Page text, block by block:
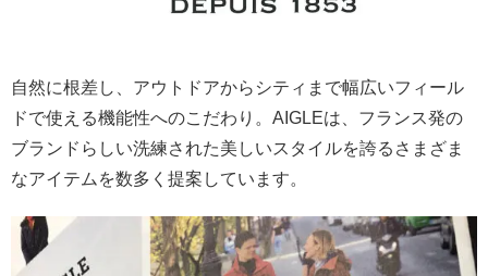
自然に根差し、アウトドアからシティまで幅広いフィール
ドで使える機能性へのこだわり。AIGLEは、フランス発の
ブランドらしい洗練された美しいスタイルを誇るさまざま
なアイテムを数多く提案しています。